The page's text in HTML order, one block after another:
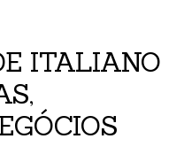
ITALIANO